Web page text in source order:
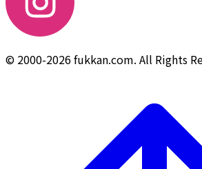
© 2000-2026 fukkan.com. All Rights